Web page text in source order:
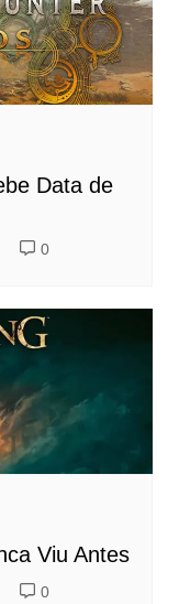
Data de
0
Viu Antes
0